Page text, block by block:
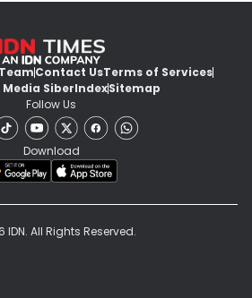
Contact UsTerms of Services
SiberIndexSitemap
Follow Us
Download
IDN. All Rights Reserved.